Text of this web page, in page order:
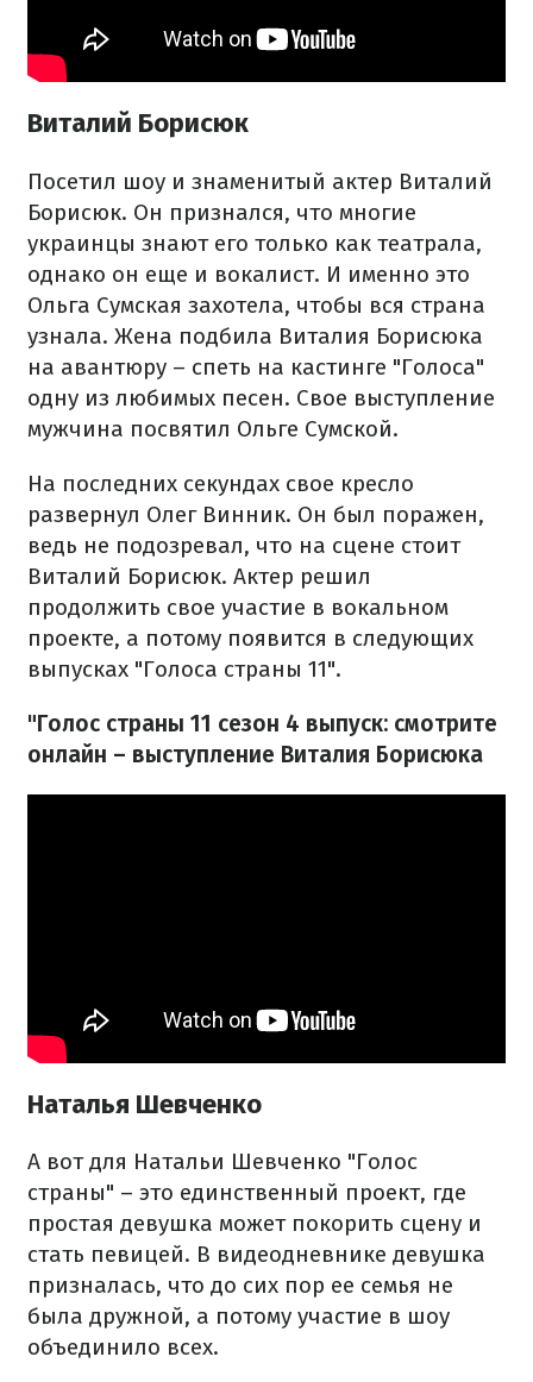
Виталий Борисюк
Посетил шоу и знаменитый актер Виталий
Борисюк. Он признался, что многие
украинцы знают его только как театрала,
однако он еще и вокалист. И именно это
Ольга Сумская захотела, чтобы вся страна
узнала. Жена подбила Виталия Борисюка
на авантюру – спеть на кастинге "Голоса"
одну из любимых песен. Свое выступление
мужчина посвятил Ольге Сумской.
На последних секундах свое кресло
развернул Олег Винник. Он был поражен,
ведь не подозревал, что на сцене стоит
Виталий Борисюк. Актер решил
продолжить свое участие в вокальном
проекте, а потому появится в следующих
выпусках "Голоса страны 11".
"Голос страны 11 сезон 4 выпуск: смотрите
онлайн – выступление Виталия Борисюка
Наталья Шевченко
А вот для Натальи Шевченко "Голос
страны" – это единственный проект, где
простая девушка может покорить сцену и
стать певицей. В видеодневнике девушка
призналась, что до сих пор ее семья не
была дружной, а потому участие в шоу
объединило всех.